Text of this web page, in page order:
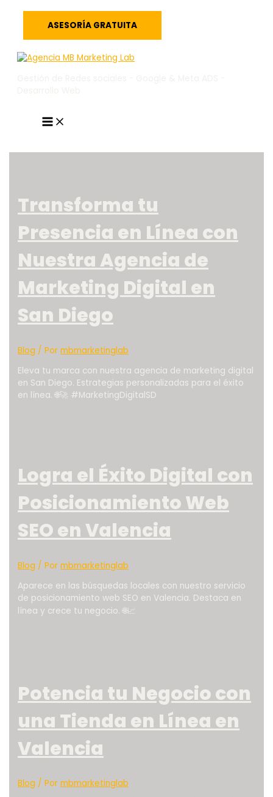
ASESORÍA GRATUITA
MAIN
MENU
Transforma tu
Presencia en Línea con
Nuestra Agencia de
Marketing Digital en
San Diego
Blog / Pormbmarketinglab
Eleva tu marca con nuestra agencia de marketing digital
en San Diego. Estrategias personalizadas para el éxito
en línea. 🌐🚀 #MarketingDigitalSD
Logra el Éxito Digital con
Posicionamiento Web
SEO en Valencia
Blog / Pormbmarketinglab
Aparece en las búsquedas locales con nuestro servicio
de posicionamiento web SEO en Valencia. Destaca en
línea y crece tu negocio. 🌐📈
Potencia tu Negocio con
una Tienda en Línea en
Valencia
Blog / Pormbmarketinglab